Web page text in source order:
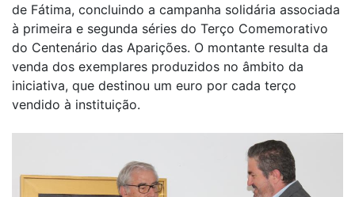
de Fátima, concluindo a campanha solidária associada
à primeira e segunda séries do Terço Comemorativo
do Centenário das Aparições. O montante resulta da
venda dos exemplares produzidos no âmbito da
iniciativa, que destinou um euro por cada terço
vendido à instituição.